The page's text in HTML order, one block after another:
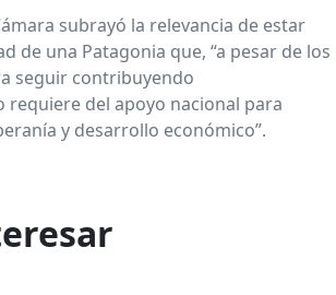
subrayó la relevancia de estar
de una Patagonia que, “a pesar de los
seguir contribuyendo
del apoyo nacional para
y desarrollo económico”.